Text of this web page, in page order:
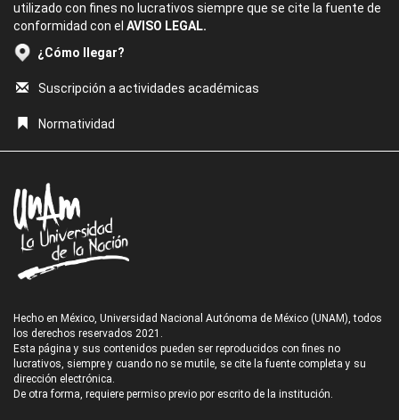
utilizado con fines no lucrativos siempre que se cite la fuente de
conformidad con el AVISO LEGAL.
¿Cómo llegar?
Suscripción a actividades académicas
Normatividad
Hecho en México, Universidad Nacional Autónoma de México (UNAM), todos
los derechos reservados 2021.
Esta página y sus contenidos pueden ser reproducidos con fines no
lucrativos, siempre y cuando no se mutile, se cite la fuente completa y su
dirección electrónica.
De otra forma, requiere permiso previo por escrito de la institución.